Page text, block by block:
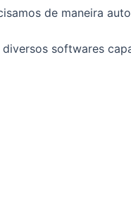
de maneira
softwares